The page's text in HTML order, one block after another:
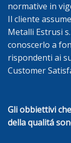
normative in
Il cliente
Metalli Estrusi
conoscerlo a
rispondenti ai
Customer
Gli obbiettivi
della qualitá